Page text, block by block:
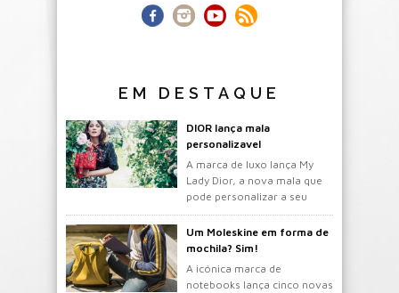
EM DESTAQUE
DIOR lança mala
personalizavel
A marca de luxo lança My
Lady Dior, a nova mala que
pode personalizar a seu
gosto.
Um Moleskine em forma de
mochila? Sim!
A icónica marca de
notebooks lança cinco novas